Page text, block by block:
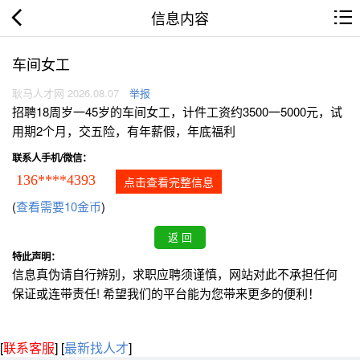
信息内容
车间女工
耿马人才网 2026.08.07 举报
招聘18周岁一45岁的车间女工，计件工资约3500一5000元，试
用期2个月，交五险，有年薪假，年底福利
联系人手机/微信：
136****4393 点击查看完整信息
(查看需要10金币)
特此声明：
信息真伪请自行辨别，求职应聘须谨慎，网站对此不承担任何
保证或连带责任! 希望我们的平台能为您带来更多的便利！
[联系客服] [最新找人才]